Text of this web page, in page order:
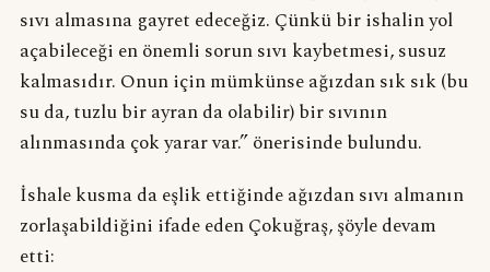
sıvı almasına gayret edeceğiz. Çünkü bir ishalin yol
açabileceği en önemli sorun sıvı kaybetmesi, susuz
kalmasıdır. Onun için mümkünse ağızdan sık sık (bu
su da, tuzlu bir ayran da olabilir) bir sıvının
alınmasında çok yarar var.” önerisinde bulundu.
İshale kusma da eşlik ettiğinde ağızdan sıvı almanın
zorlaşabildiğini ifade eden Çokuğraş, şöyle devam
etti: